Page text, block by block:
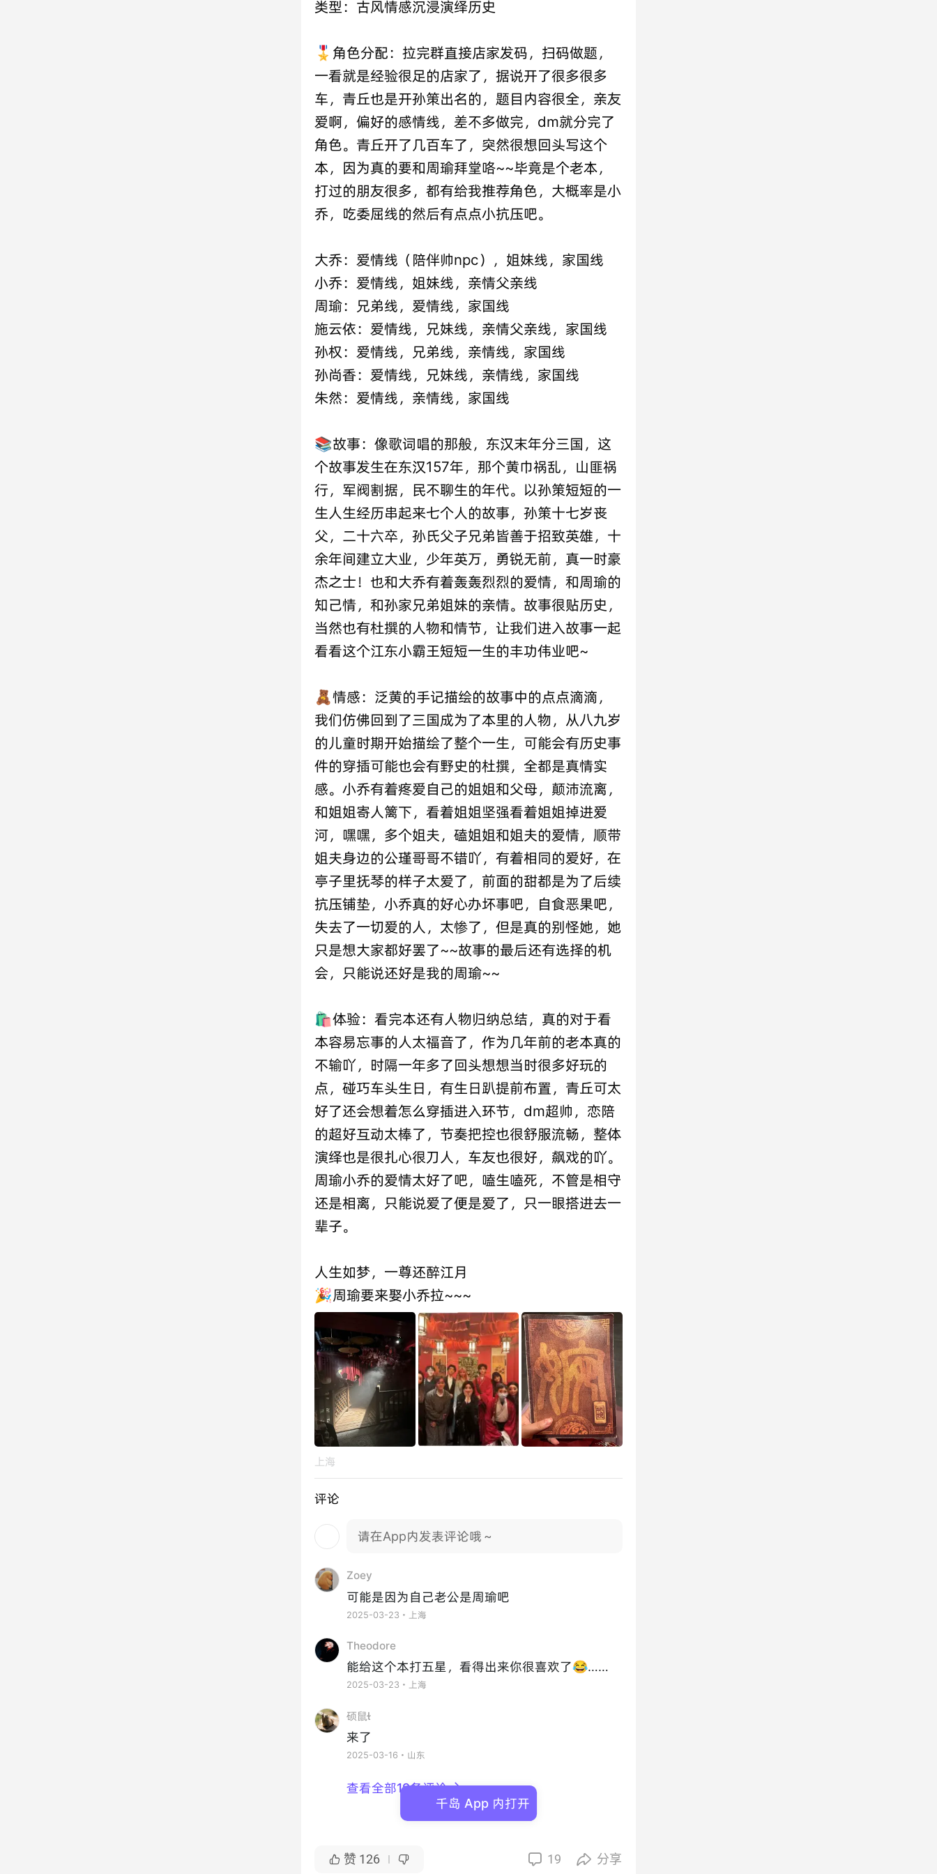
类型：古风情感沉浸演绎历史
🎖️角色分配：拉完群直接店家发码，扫码做题，
一看就是经验很足的店家了，据说开了很多很多
车，青丘也是开孙策出名的，题目内容很全，亲友
爱啊，偏好的感情线，差不多做完，dm就分完了
角色。青丘开了几百车了，突然很想回头写这个
本，因为真的要和周瑜拜堂咯~~毕竟是个老本，
打过的朋友很多，都有给我推荐角色，大概率是小
乔，吃委屈线的然后有点点小抗压吧。
大乔：爱情线（陪伴帅npc），姐妹线，家国线
小乔：爱情线，姐妹线，亲情父亲线
周瑜：兄弟线，爱情线，家国线
施云依：爱情线，兄妹线，亲情父亲线，家国线
孙权：爱情线，兄弟线，亲情线，家国线
孙尚香：爱情线，兄妹线，亲情线，家国线
朱然：爱情线，亲情线，家国线
📚故事：像歌词唱的那般，东汉末年分三国，这
个故事发生在东汉157年，那个黄巾祸乱，山匪祸
行，军阀割据，民不聊生的年代。以孙策短短的一
生人生经历串起来七个人的故事，孙策十七岁丧
父，二十六卒，孙氏父子兄弟皆善于招致英雄，十
余年间建立大业，少年英万，勇锐无前，真一时豪
杰之士！也和大乔有着轰轰烈烈的爱情，和周瑜的
知己情，和孙家兄弟姐妹的亲情。故事很贴历史，
当然也有杜撰的人物和情节，让我们进入故事一起
看看这个江东小霸王短短一生的丰功伟业吧~
🧸情感：泛黄的手记描绘的故事中的点点滴滴，
我们仿佛回到了三国成为了本里的人物，从八九岁
的儿童时期开始描绘了整个一生，可能会有历史事
件的穿插可能也会有野史的杜撰，全都是真情实
感。小乔有着疼爱自己的姐姐和父母，颠沛流离，
和姐姐寄人篱下，看着姐姐坚强看着姐姐掉进爱
河，嘿嘿，多个姐夫，磕姐姐和姐夫的爱情，顺带
姐夫身边的公瑾哥哥不错吖，有着相同的爱好，在
亭子里抚琴的样子太爱了，前面的甜都是为了后续
抗压铺垫，小乔真的好心办坏事吧，自食恶果吧，
失去了一切爱的人，太惨了，但是真的别怪她，她
只是想大家都好罢了~~故事的最后还有选择的机
会，只能说还好是我的周瑜~~
🛍️体验：看完本还有人物归纳总结，真的对于看
本容易忘事的人太福音了，作为几年前的老本真的
不输吖，时隔一年多了回头想想当时很多好玩的
点，碰巧车头生日，有生日趴提前布置，青丘可太
好了还会想着怎么穿插进入环节，dm超帅，恋陪
的超好互动太棒了，节奏把控也很舒服流畅，整体
演绎也是很扎心很刀人，车友也很好，飙戏的吖。
周瑜小乔的爱情太好了吧，嗑生嗑死，不管是相守
还是相离，只能说爱了便是爱了，只一眼搭进去一
辈子。
人生如梦，一尊还醉江月
🎉周瑜要来娶小乔拉~~~
上海
评论
请在App内发表评论哦～
Zoey
可能是因为自己老公是周瑜吧
2025-03-23・上海
Theodore
能给这个本打五星，看得出来你很喜欢了😂……
2025-03-23・上海
硕鼠
来了
2025-03-16・山东
查看全部19条评论 
 赞 126   19  分享
千岛 App 内打开